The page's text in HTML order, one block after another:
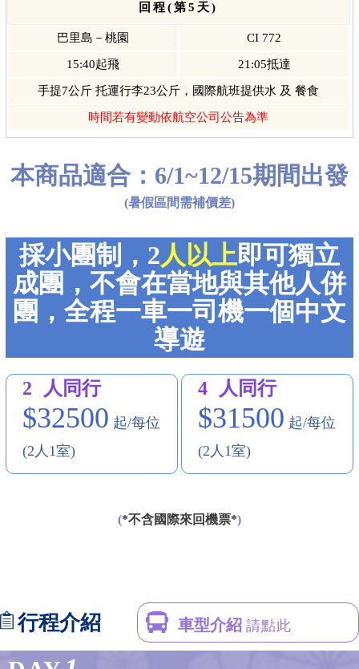
回程(第5天)
巴里島－桃園 CI 772
15:40起飛 21:05抵達
手提7公斤 托運行李23公斤，國際航班提供水 及 餐食
時間若有變動依航空公司公告為準
本商品適合：6/1~12/15期間出發
(暑假區間需補價差)
採小團制，2人以上即可獨立
成團，不會在當地與其他人併
團，全程一車一司機一個中文
導遊
2 人同行
$32500 起/每位
(2人1室)
4 人同行
$31500 起/每位
(2人1室)
(*不含國際來回機票*)
行程介紹 車型介紹請點此